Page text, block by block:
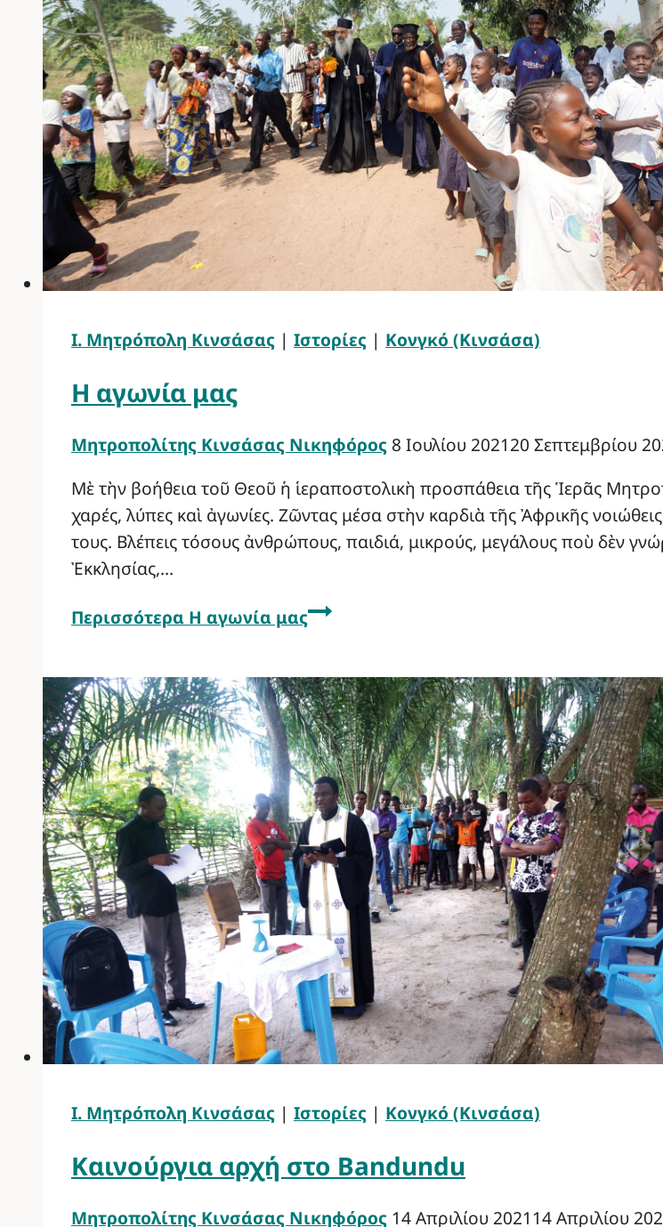
Ι. Μητρόπολη Κινσάσας | Ιστορίες | Κονγκό (Κινσάσα)
Η αγωνία μας
Μητροπολίτης Κινσάσας Νικηφόρος 8 Ιουλίου 202120 Σεπτεμβρίου
Μὲ τὴν βοήθεια τοῦ Θεοῦ ἡ ἱεραποστολικὴ προσπάθεια τῆς Ἱερᾶς
χαρές, λύπες καὶ ἀγωνίες. Ζῶντας μέσα στὴν καρδιὰ τῆς Ἀφρικῆς
τους. Βλέπεις τόσους ἀνθρώπους, παιδιά, μικρούς, μεγάλους ποὺ δὲν
Ἐκκλησίας,…
Περισσότερα Η αγωνία μας
Ι. Μητρόπολη Κινσάσας | Ιστορίες | Κονγκό (Κινσάσα)
Καινούργια αρχή στο Bandundu
Μητροπολίτης Κινσάσας Νικηφόρος 14 Απριλίου 2021 14 Απριλίου